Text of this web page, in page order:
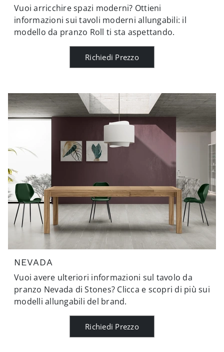
Vuoi arricchire spazi moderni? Ottieni
informazioni sui tavoli moderni allungabili: il
modello da pranzo Roll ti sta aspettando.
Richiedi Prezzo
NEVADA
Vuoi avere ulteriori informazioni sul tavolo da
pranzo Nevada di Stones? Clicca e scopri di più sui
modelli allungabili del brand.
Richiedi Prezzo